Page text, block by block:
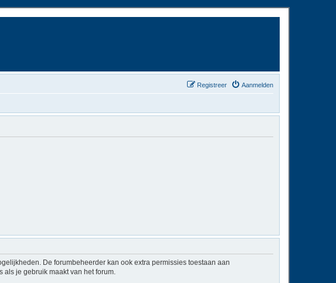
Aanmelden
Registreer
De forumbeheerder kan ook extra permissies toestaan aan
je gebruik maakt van het forum.